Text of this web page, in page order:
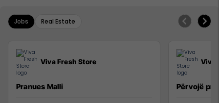
Jobs Real Estate
Viva Fresh Store
Pranues Malli
Viva
Përvojë